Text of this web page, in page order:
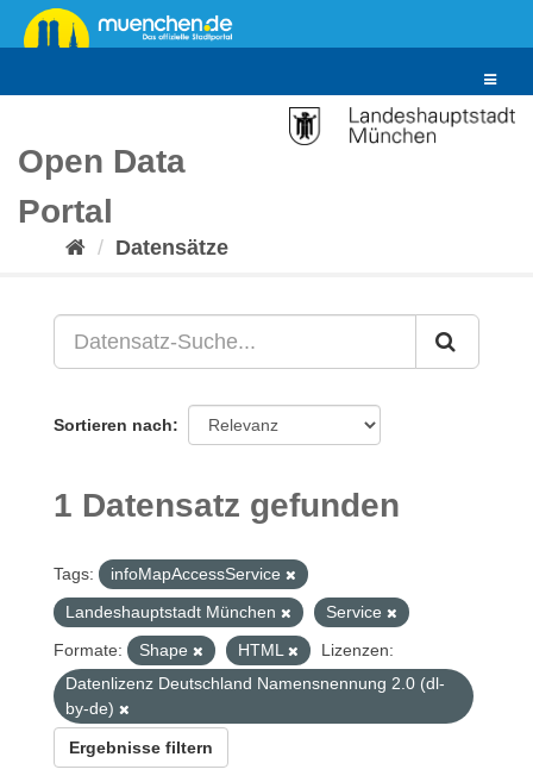
Überspringen
zum
Toggle
Open Data
Portal
Datensätze
Sortieren nach
1 Datensatz gefunden
Tags:
infoMapAccessService
Landeshauptstadt München
Service
Formate:
Shape HTML
Lizenzen:
Datenlizenz Deutschland Namensnennung 2.0 (dl-
by-de)
Ergebnisse filtern